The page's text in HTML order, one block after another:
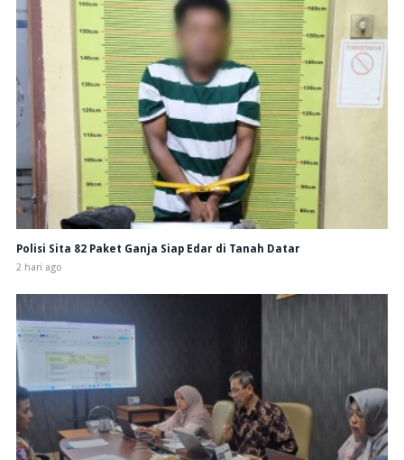
Polisi Sita 82 Paket Ganja Siap Edar di Tanah Datar
2 hari ago